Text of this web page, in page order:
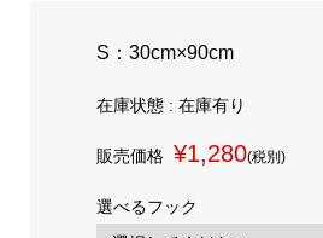
S：30cm×90cm
在庫状態 : 在庫有り
販売価格 ¥1,280(税別)
選べるフック